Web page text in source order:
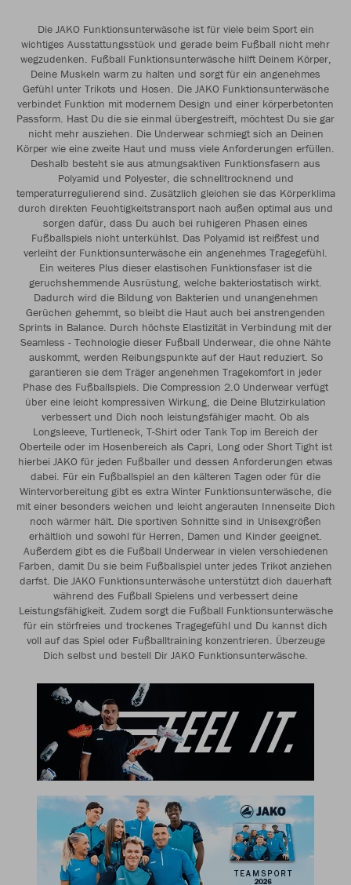
Die JAKO Funktionsunterwäsche ist für viele beim Sport ein
wichtiges Ausstattungsstück und gerade beim Fußball nicht mehr
wegzudenken. Fußball Funktionsunterwäsche hilft Deinem Körper,
Deine Muskeln warm zu halten und sorgt für ein angenehmes
Gefühl unter Trikots und Hosen. Die JAKO Funktionsunterwäsche
verbindet Funktion mit modernem Design und einer körperbetonten
Passform. Hast Du die sie einmal übergestreift, möchtest Du sie gar
nicht mehr ausziehen. Die Underwear schmiegt sich an Deinen
Körper wie eine zweite Haut und muss viele Anforderungen erfüllen.
Deshalb besteht sie aus atmungsaktiven Funktionsfasern aus
Polyamid und Polyester, die schnelltrocknend und
temperaturregulierend sind. Zusätzlich gleichen sie das Körperklima
durch direkten Feuchtigkeitstransport nach außen optimal aus und
sorgen dafür, dass Du auch bei ruhigeren Phasen eines
Fußballspiels nicht unterkühlst. Das Polyamid ist reißfest und
verleiht der Funktionsunterwäsche ein angenehmes Tragegefühl.
Ein weiteres Plus dieser elastischen Funktionsfaser ist die
geruchshemmende Ausrüstung, welche bakteriostatisch wirkt.
Dadurch wird die Bildung von Bakterien und unangenehmen
Gerüchen gehemmt, so bleibt die Haut auch bei anstrengenden
Sprints in Balance. Durch höchste Elastizität in Verbindung mit der
Seamless - Technologie dieser Fußball Underwear, die ohne Nähte
auskommt, werden Reibungspunkte auf der Haut reduziert. So
garantieren sie dem Träger angenehmen Tragekomfort in jeder
Phase des Fußballspiels. Die Compression 2.0 Underwear verfügt
über eine leicht kompressiven Wirkung, die Deine Blutzirkulation
verbessert und Dich noch leistungsfähiger macht. Ob als
Longsleeve, Turtleneck, T-Shirt oder Tank Top im Bereich der
Oberteile oder im Hosenbereich als Capri, Long oder Short Tight ist
hierbei JAKO für jeden Fußballer und dessen Anforderungen etwas
dabei. Für ein Fußballspiel an den kälteren Tagen oder für die
Wintervorbereitung gibt es extra Winter Funktionsunterwäsche, die
mit einer besonders weichen und leicht angerauten Innenseite Dich
noch wärmer hält. Die sportiven Schnitte sind in Unisexgrößen
erhältlich und sowohl für Herren, Damen und Kinder geeignet.
Außerdem gibt es die Fußball Underwear in vielen verschiedenen
Farben, damit Du sie beim Fußballspiel unter jedes Trikot anziehen
darfst. Die JAKO Funktionsunterwäsche unterstützt dich dauerhaft
während des Fußball Spielens und verbessert deine
Leistungsfähigkeit. Zudem sorgt die Fußball Funktionsunterwäsche
für ein störfreies und trockenes Tragegefühl und Du kannst dich
voll auf das Spiel oder Fußballtraining konzentrieren. Überzeuge
Dich selbst und bestell Dir JAKO Funktionsunterwäsche.